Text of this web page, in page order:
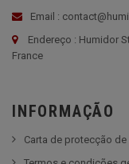
Email :
Endereço : Humidor
France
INFORMAÇÃO
Carta de protecção